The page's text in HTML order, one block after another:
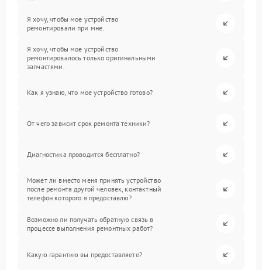
Я хочу, чтобы мое устройство
ремонтировали при мне.
Я хочу, чтобы мое устройство
ремонтировалось только оригинальными
запчастями.
Как я узнаю, что мое устройство готово?
От чего зависит срок ремонта техники?
Диагностика проводится бесплатно?
Может ли вместо меня принять устройство
после ремонта другой человек, контактный
телефон которого я предоставлю?
Возможно ли получать обратную связь в
процессе выполнения ремонтных работ?
Какую гарантию вы предоставляете?